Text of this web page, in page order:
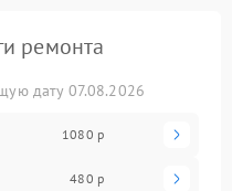
ремонта
дату 07.08.2026
1080 р
480 р